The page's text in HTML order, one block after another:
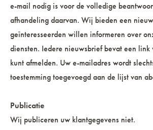
e-mail nodig is voor de volledige
afhandeling daarvan. Wij bieden een
geïnteresseerden willen informeren over
diensten. Iedere nieuwsbrief bevat een link
kunt afmelden. Uw e-mailadres wordt
toestemming toegevoegd aan de lijst van
Publicatie
Wij publiceren uw klantgegevens niet.